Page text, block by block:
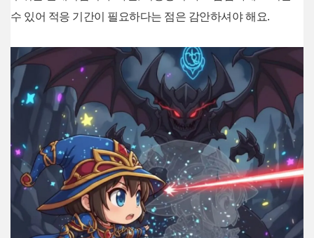
수 있어 적응 기간이 필요하다는 점은 감안하셔야 해요.